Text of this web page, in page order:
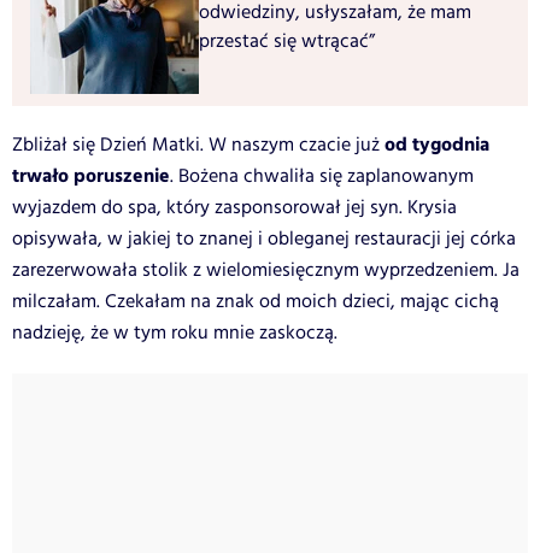
odwiedziny, usłyszałam, że mam
przestać się wtrącać”
Zbliżał się Dzień Matki. W naszym czacie jużod tygodnia
trwało poruszenie. Bożena chwaliła się zaplanowanym
wyjazdem do spa, który zasponsorował jej syn. Krysia
opisywała, w jakiej to znanej i obleganej restauracji jej córka
zarezerwowała stolik z wielomiesięcznym wyprzedzeniem. Ja
milczałam. Czekałam na znak od moich dzieci, mając cichą
nadzieję, że w tym roku mnie zaskoczą.